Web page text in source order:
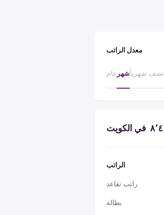
معدل الراتب
عام شهرنصف شهرياً
الراتب
راتب تقاعد
بطالة